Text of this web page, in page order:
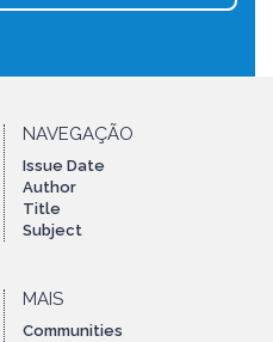
NAVEGAÇÃO
Issue Date
Author
Title
Subject
MAIS
Communities